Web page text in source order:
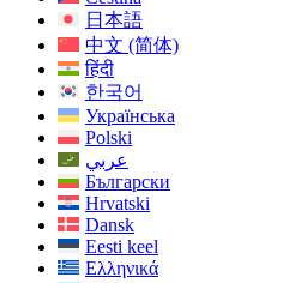
日本語
中文 (简体)
हिंदी
한국어
Українська
Polski
عربي
Български
Hrvatski
Dansk
Eesti keel
Ελληνικά